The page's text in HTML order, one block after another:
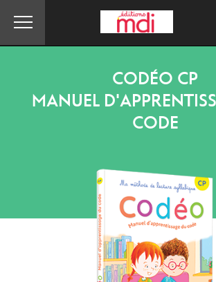
CODÉO CP
MANUEL
CODE